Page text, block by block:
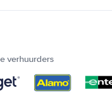
verhuurders